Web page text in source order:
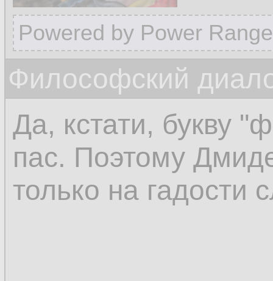
Powered by Power
Философский
Да, кстати, букву
пас. Поэтому
только на гадости